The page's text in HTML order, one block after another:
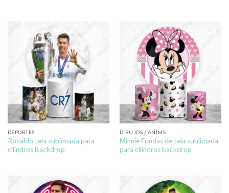
DEPORTES
Ronaldo tela sublimada para
cilindros Backdrop
DIBUJOS / ANIME
Minnie Fundas de tela sublimada
para cilindros backdrop